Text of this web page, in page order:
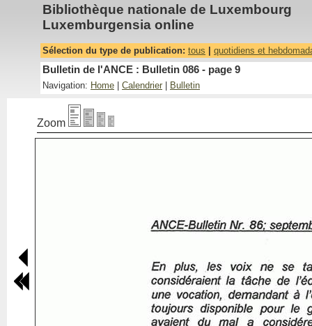
Bibliothèque nationale de Luxembourg
Luxemburgensia online
Sélection du type de publication: tous quotidiens et
Bulletin de l'ANCE : Bulletin 086 - page 9
Navigation: Home Calendrier Bulletin
Zoom